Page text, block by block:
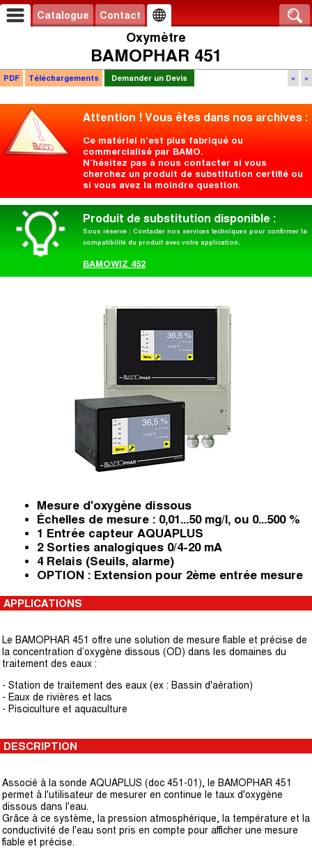
Catalogue Contact
Oxymètre
BAMOPHAR 451
« »
PDF Téléchargements Demander un Devis
Attention ! Vous êtes dans nos archives :
Ce matériel n'est plus fabriqué ou
commercialisé par BAMO.
N’hésitez pas à nous contacter si vous
cherchez un produit de substitution certifié ou
si vous avez la moindre question.
Produit de substitution disponible :
Sous réserve : Contacter nos services techniques pour confirmer la
compatibilité du produit avec votre application.
BAMOWIZ 452
Mesure d'oxygène dissous
Échelles de mesure : 0,01...50 mg/l, ou 0...500 %
1 Entrée capteur AQUAPLUS
2 Sorties analogiques 0/4-20 mA
4 Relais (Seuils, alarme)
OPTION : Extension pour 2ème entrée mesure
APPLICATIONS
Le BAMOPHAR 451 offre une solution de mesure fiable et précise de
la concentration d’oxygène dissous (OD) dans les domaines du
traitement des eaux :
- Station de traitement des eaux (ex : Bassin d'aération)
- Eaux de rivières et lacs
- Pisciculture et aquaculture
DESCRIPTION
Associé à la sonde AQUAPLUS (doc 451-01), le BAMOPHAR 451
permet à l'utilisateur de mesurer en continue le taux d'oxygène
dissous dans l'eau.
Grâce à ce système, la pression atmosphérique, la température et la
conductivité de l'eau sont pris en compte pour afficher une mesure
fiable et précise.